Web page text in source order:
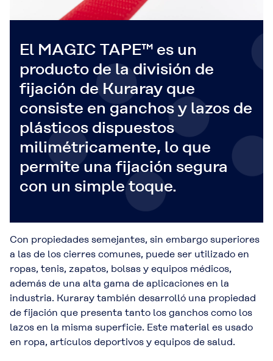
El MAGIC TAPE™ es un
producto de la división de
fijación de Kuraray que
consiste en ganchos y lazos de
plásticos dispuestos
milimétricamente, lo que
permite una fijación segura
con un simple toque.
Con propiedades semejantes, sin embargo superiores
a las de los cierres comunes, puede ser utilizado en
ropas, tenis, zapatos, bolsas y equipos médicos,
además de una alta gama de aplicaciones en la
industria. Kuraray también desarrolló una propiedad
de fijación que presenta tanto los ganchos como los
lazos en la misma superficie. Este material es usado
en ropa, artículos deportivos y equipos de salud.